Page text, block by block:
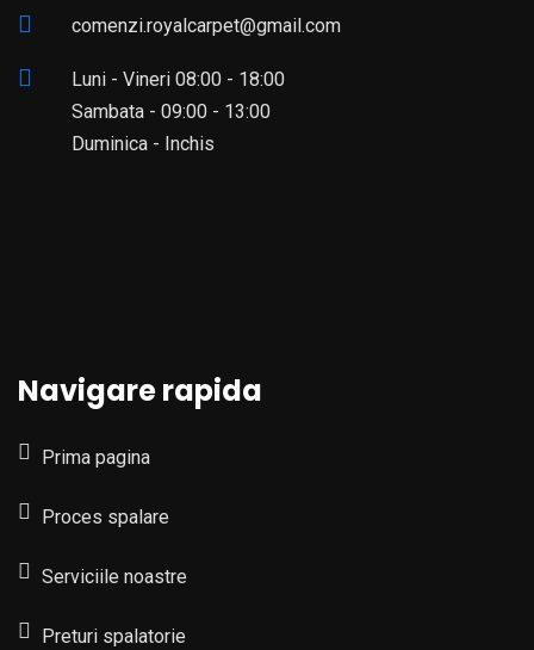
comenzi.royalcarpet@gmail.com
Luni - Vineri 08:00 - 18:00
Sambata - 09:00 - 13:00
Duminica - Inchis
Navigare rapida
Prima pagina
Proces spalare
Serviciile noastre
Preturi spalatorie